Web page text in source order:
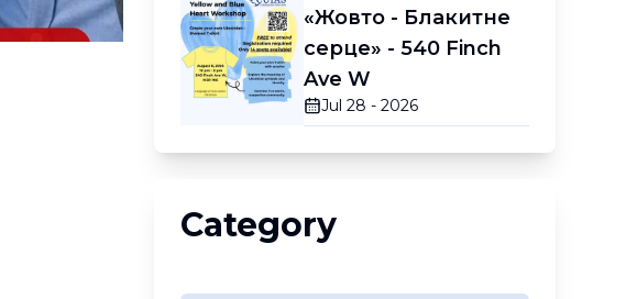
«Жовто - Блакитне
серце» - 540 Finch
Ave W
Jul 28 - 2026
Category